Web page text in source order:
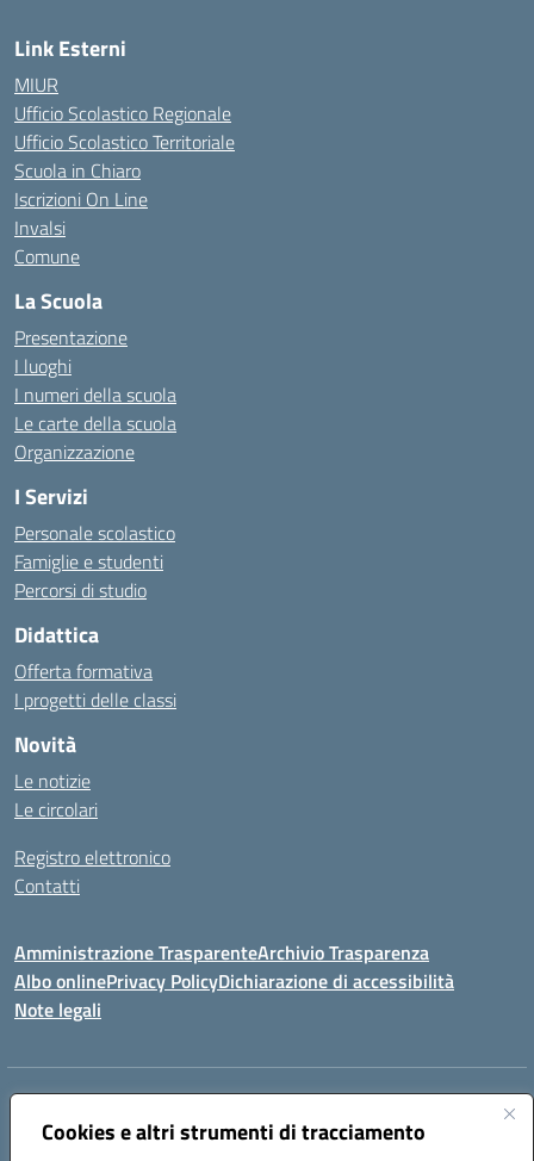
Cookies e altri strumenti di tracciamento
Link Esterni
MIUR
Ufficio Scolastico Regionale
Ufficio Scolastico Territoriale
Scuola in Chiaro
Iscrizioni On Line
Invalsi
Comune
La Scuola
Presentazione
I luoghi
I numeri della scuola
Le carte della scuola
Organizzazione
I Servizi
Personale scolastico
Famiglie e studenti
Percorsi di studio
Didattica
Offerta formativa
I progetti delle classi
Novità
Le notizie
Le circolari
Registro elettronico
Contatti
Amministrazione TrasparenteArchivio Trasparenza
Albo onlinePrivacy PolicyDichiarazione di accessibilità
Note legali
Indirizzo:
Centralino:096721161 Email:czic869004@istruzione.it